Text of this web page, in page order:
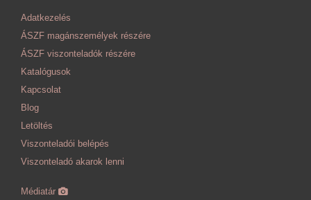
Adatkezelés
ÁSZF magánszemélyek részére
ÁSZF viszonteladók részére
Katalógusok
Kapcsolat
Blog
Letöltés
Viszonteladói belépés
Viszonteladó akarok lenni
Médiatár